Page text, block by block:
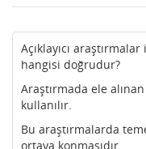
Açıklayıcı
hangisi doğrudur?
Araştırmada ele
kullanılır.
Bu araştırmalarda
ortaya konmasıdır.